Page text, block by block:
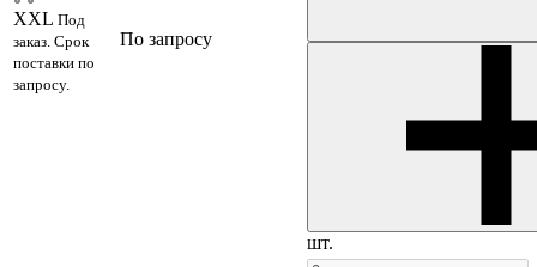
XXL Под
заказ. Срок
поставки по
запросу.
По запросу
шт.